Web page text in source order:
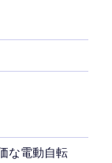
な電動自転